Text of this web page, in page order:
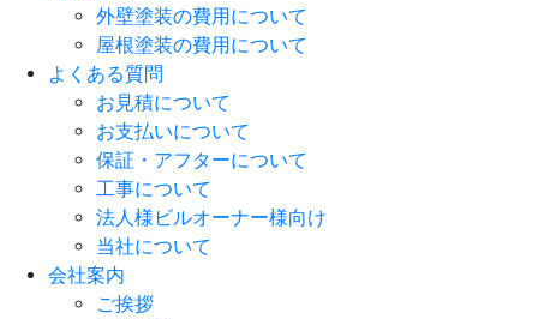
外壁塗装の費用について
屋根塗装の費用について
よくある質問
お見積について
お支払いについて
保証・アフターについて
工事について
法人様ビルオーナー様向け
当社について
会社案内
ご挨拶